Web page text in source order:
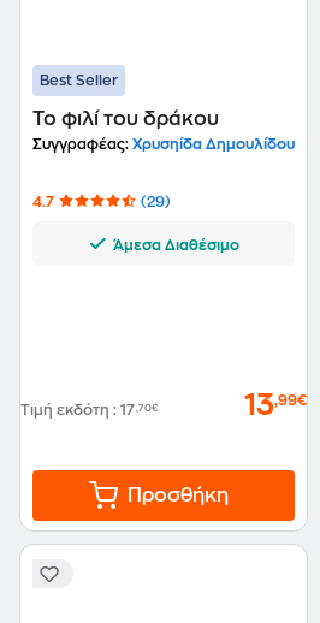
Best Seller
Το φιλί του δράκου
Συγγραφέας: Χρυσηίδα Δημουλίδου
4.7 (29)
Άμεσα Διαθέσιμο
Τιμή εκδότη : 17,70€ 13,99€
Προσθήκη